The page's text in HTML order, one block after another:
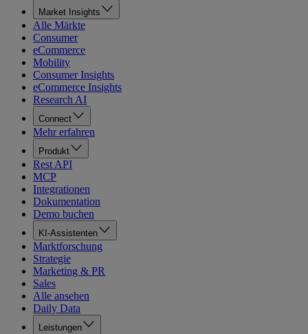
Market Insights
Alle Märkte
Consumer
eCommerce
Mobility
Consumer Insights
eCommerce Insights
Research AI
Connect
Mehr erfahren
Produkt
Rest API
MCP
Integrationen
Dokumentation
Demo buchen
KI-Assistenten
Marktforschung
Strategie
Marketing & PR
Sales
Alle ansehen
Daily Data
Leistungen